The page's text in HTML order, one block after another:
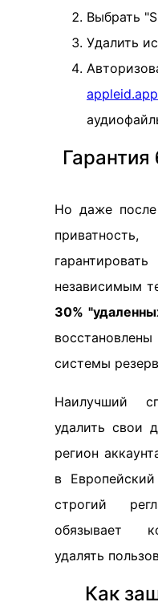
Выбрать
Удалить
Гарантия
Но даже
независимым
30%
системы
Наилучший
удалить свои
регион
в
строгий
обязывает
удалять
Как